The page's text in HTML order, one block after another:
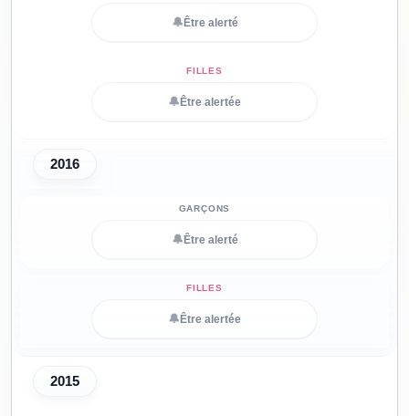
🔔 Être alerté
🔔 Être alertée
2016
🔔 Être alerté
🔔 Être alertée
2015